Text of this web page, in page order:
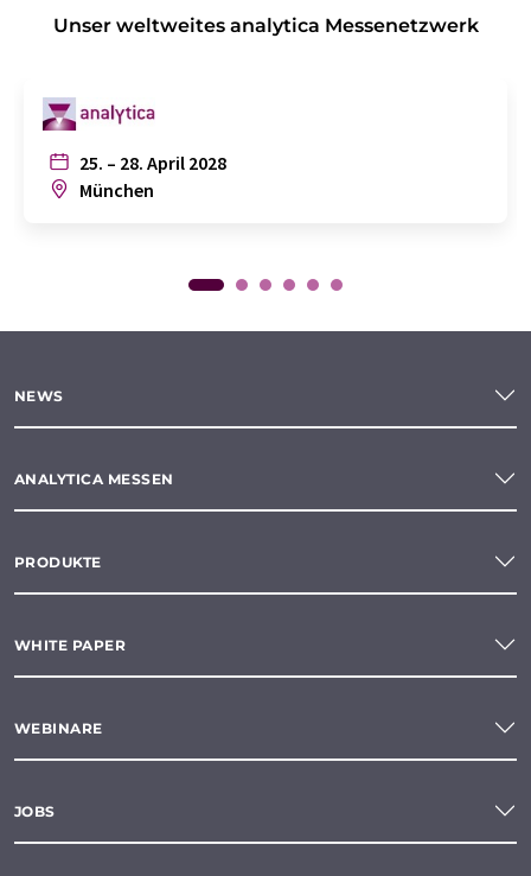
Unser weltweites analytica Messenetzwerk
25. – 28. April 2028
München
NEWS
ANALYTICA MESSEN
PRODUKTE
WHITE PAPER
WEBINARE
JOBS